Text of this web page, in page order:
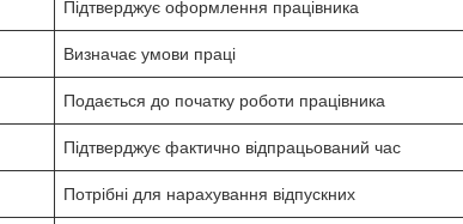
Підтверджує оформлення працівника
Визначає умови праці
Подається до початку роботи працівника
Підтверджує фактично відпрацьований час
Потрібні для нарахування відпускних